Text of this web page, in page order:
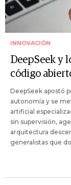
INNOVACIÓN
DeepSeek y
código
DeepSeek apostó
autonomía y se
artificial
sin supervisión,
arquitectura
generalistas que